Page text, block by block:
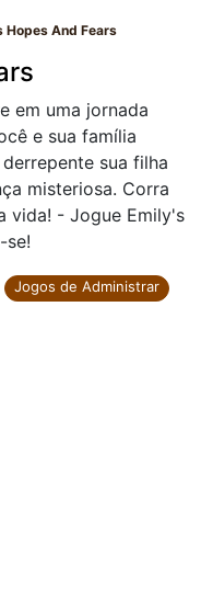
Hopes And Fears
em uma jornada
e sua família
sua filha
misteriosa. Corra
vida! - Jogue Emily's
se!
Jogos de Administrar